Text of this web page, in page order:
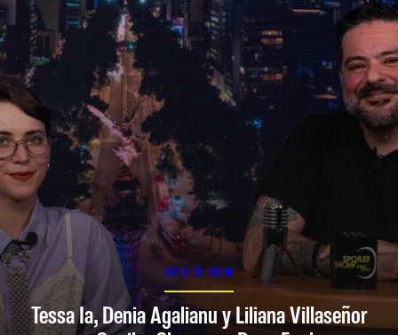
SPOILER SHOW
Tessa Ia, Denia Agalianu y Liliana Villaseñor